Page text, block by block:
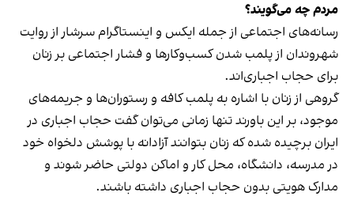
مردم چه می‌گویند؟
رسانه‎‌های اجتماعی از جمله ایکس و اینستاگرام سرشار از روایت
شهروندان از پلمب شدن کسب‌وکارها و فشار اجتماعی بر زنان
برای حجاب اجباری‌اند.
گروهی از زنان با اشاره به پلمب کافه و رستوران‌ها و جریمه‌های
موجود، بر این باورند تنها زمانی می‌توان گفت حجاب اجباری در
ایران برچیده شده که زنان بتوانند آزادانه با پوشش دلخواه خود
در مدرسه، دانشگاه، محل کار و اماکن دولتی حاضر شوند و
مدارک هویتی بدون حجاب اجباری داشته باشند.